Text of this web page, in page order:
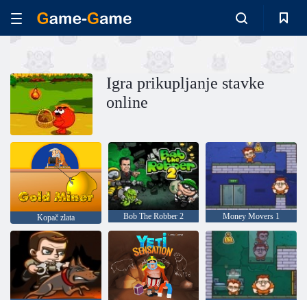
Igra prikupljanje stavke
online
Kopač zlata Bob The Robber 2 Money Movers 1